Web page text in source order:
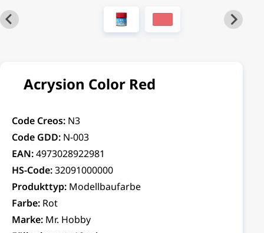
Acrysion Color Red
Code Creos: N3
Code GDD: N-003
EAN:4973028922981
HS-Code:32091000000
Produkttyp: Modellbaufarbe
Farbe: Rot
Marke: Mr. Hobby